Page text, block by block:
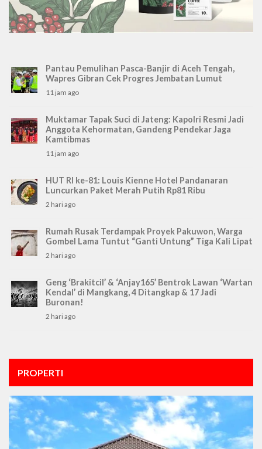
Pantau Pemulihan Pasca-Banjir di Aceh Tengah,
Wapres Gibran Cek Progres Jembatan Lumut
11 jam ago
Muktamar Tapak Suci di Jateng: Kapolri Resmi Jadi
Anggota Kehormatan, Gandeng Pendekar Jaga
Kamtibmas
11 jam ago
HUT RI ke-81: Louis Kienne Hotel Pandanaran
Luncurkan Paket Merah Putih Rp81 Ribu
2 hari ago
Rumah Rusak Terdampak Proyek Pakuwon, Warga
Gombel Lama Tuntut “Ganti Untung” Tiga Kali Lipat
2 hari ago
Geng ‘Brakitcil’ & ‘Anjay165’ Bentrok Lawan ‘Wartan
Kendal’ di Mangkang, 4 Ditangkap & 17 Jadi
Buronan!
2 hari ago
PROPERTI